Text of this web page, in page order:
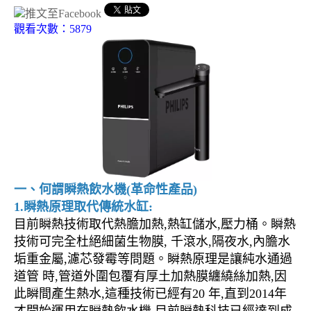
觀看次數：5879
一、何謂瞬熱飲水機(革命性產品)
1.瞬熱原理取代傳統水缸:
目前瞬熱技術取代熱膽加熱,熱缸儲水,壓力桶。瞬熱
技術可完全杜絕細菌生物膜, 千滾水,隔夜水,內膽水
垢重金屬,濾芯發霉等問題。瞬熱原理是讓純水通過
道管 時,管道外圍包覆有厚土加熱膜纏繞絲加熱,因
此瞬間產生熱水,這種技術已經有20 年,直到2014年